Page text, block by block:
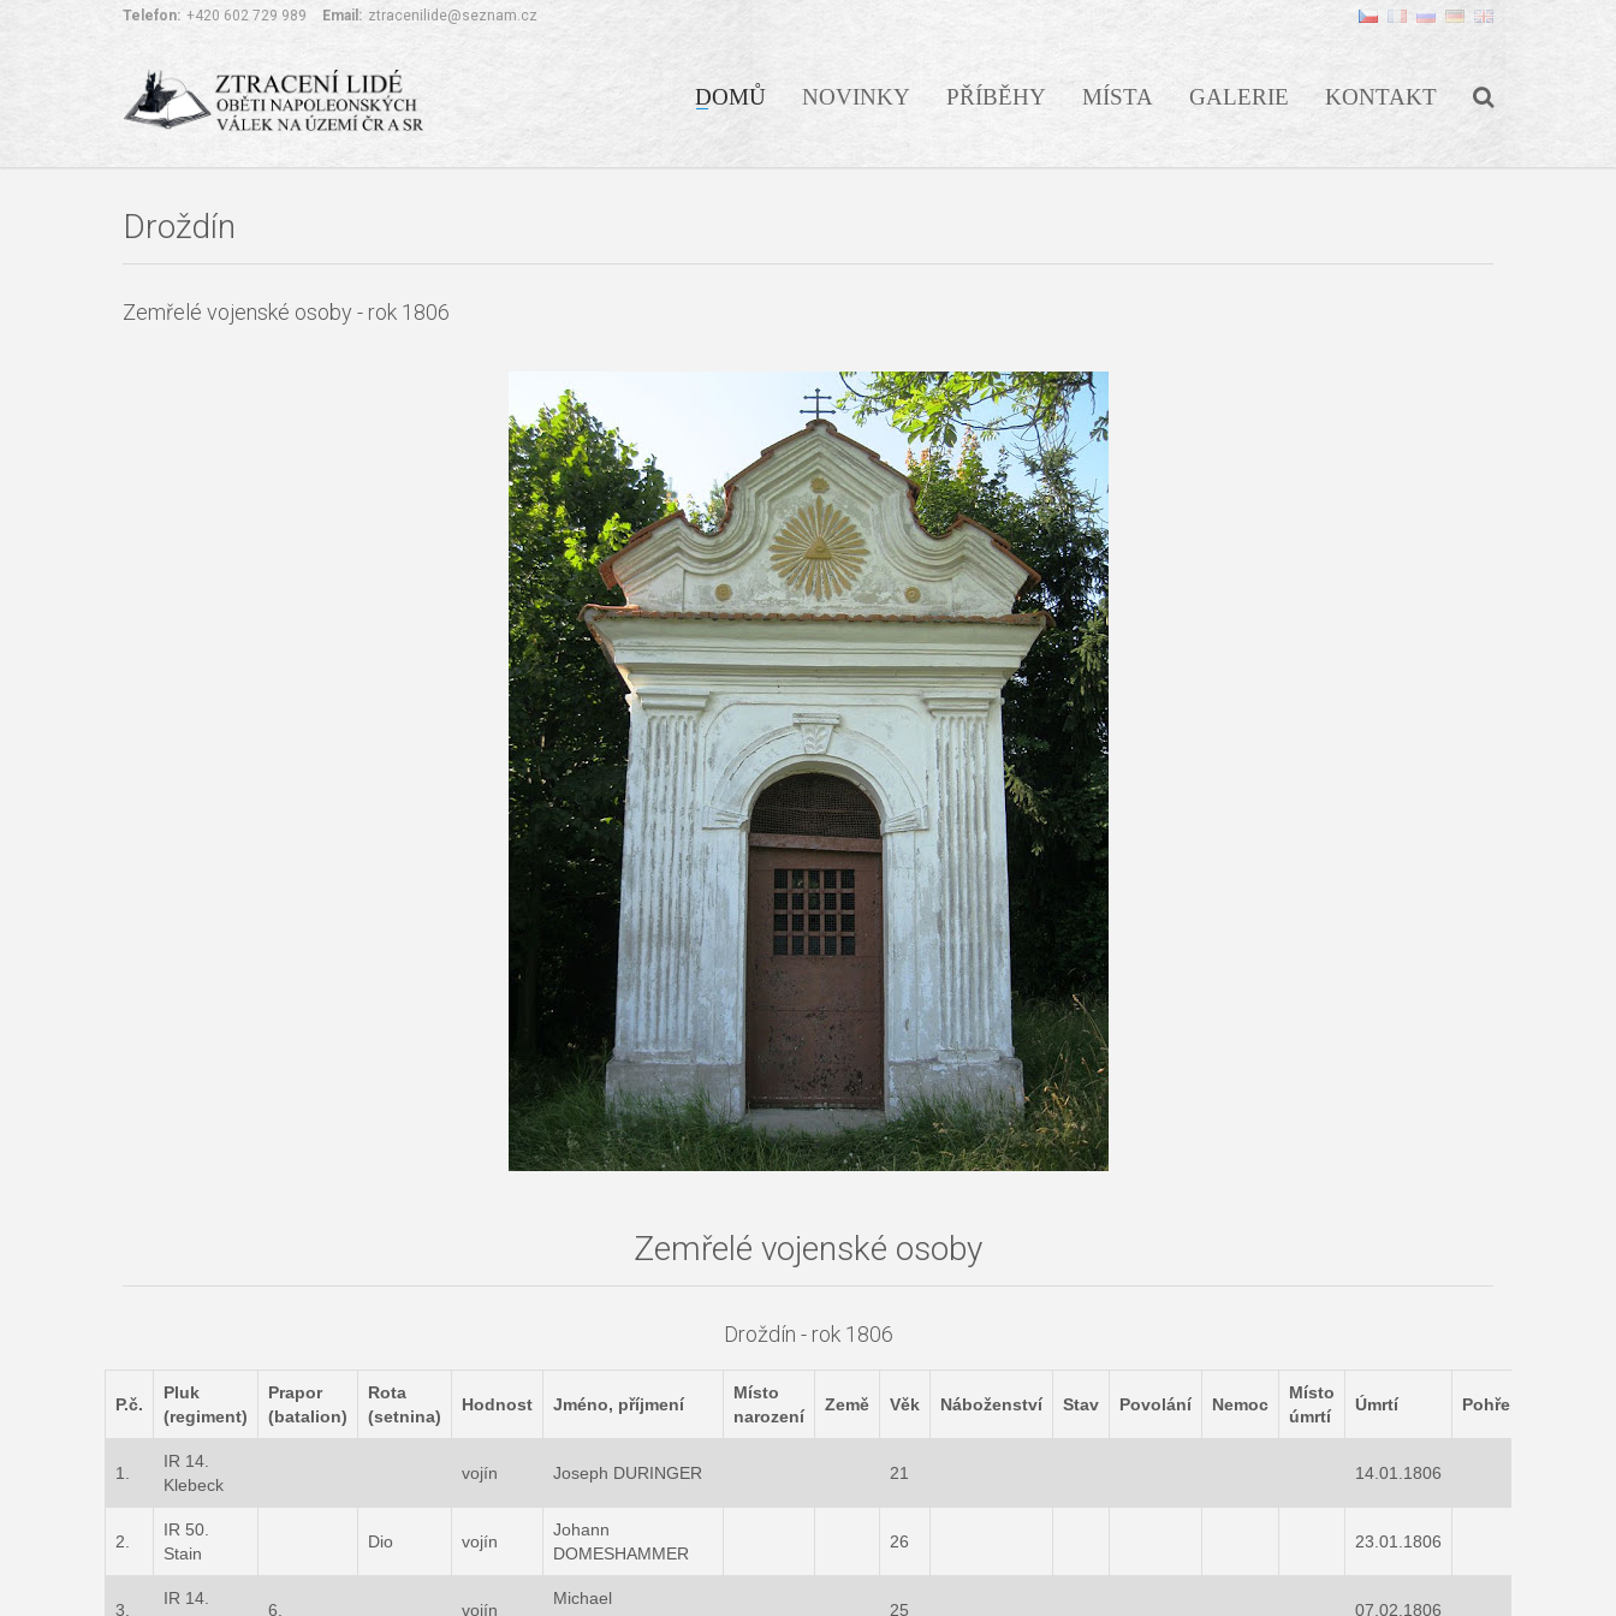
Telefon: +420 602 729 989 Email: ztracenilide@seznam.cz
DOMŮ NOVINKY PŘÍBĚHY MÍSTA GALERIE KONTAKT
Droždín
Zemřelé vojenské osoby - rok 1806
Zemřelé vojenské osoby
Droždín - rok 1806
P.č.
Pluk
(regiment)
Prapor
(batalion)
Rota
(setnina)
Hodnost Jméno, příjmení
Místo
narození
Země Věk Náboženství Stav Povolání Nemoc
Místo
úmrtí
Úmrtí Pohřeb
1.
IR 14.
Klebeck
vojín Joseph DURINGER 21 14.01.1806
2.
IR 50.
Stain
Dio vojín
Johann
DOMESHAMMER
26 23.01.1806
3.
IR 14.
6. vojín
Michael
25 07.02.1806